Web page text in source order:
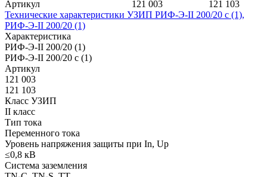
Артикул 121 003
121 103
Технические характеристики УЗИП РИФ-Э-II 200/20 с (1),
РИФ-Э-II 200/20 (1)
Характеристика
РИФ-Э-II 200/20 (1)
РИФ-Э-II 200/20 с (1)
Артикул
121 003
121 103
Класс УЗИП
II класс
Тип тока
Переменного тока
Уровень напряжения защиты при In, Up
≤0,8 кВ
Система заземления